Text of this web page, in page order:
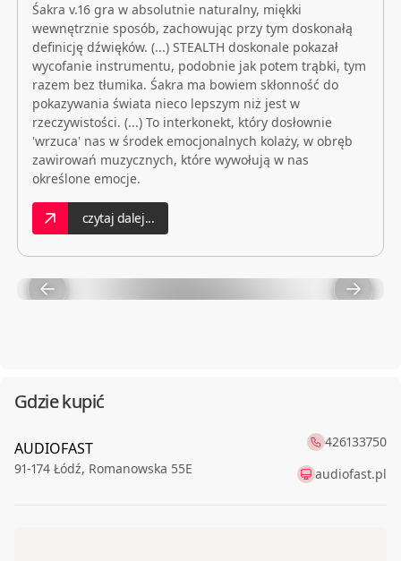
Śakra v.16 gra w absolutnie naturalny, miękki
wewnętrznie sposób, zachowując przy tym doskonałą
definicję dźwięków. (...) STEALTH doskonale pokazał
wycofanie instrumentu, podobnie jak potem trąbki, tym
razem bez tłumika. Śakra ma bowiem skłonność do
pokazywania świata nieco lepszym niż jest w
rzeczywistości. (...) To interkonekt, który dosłownie
'wrzuca' nas w środek emocjonalnych kolaży, w obręb
zawirowań muzycznych, które wywołują w nas
określone emocje.
czytaj dalej...
Gdzie kupić
AUDIOFAST
91-174 Łódź, Romanowska 55E
426133750
audiofast.pl